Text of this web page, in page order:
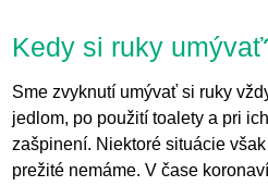
Kedy si ruky
Sme zvyknutí umývať si ruky
jedlom, po použití toalety a pri ich
zašpinení. Niektoré situácie
prežité nemáme. V čase